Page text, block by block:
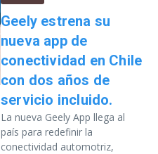
Geely estrena su
nueva app de
conectividad en Chile
con dos años de
servicio incluido.
La nueva Geely App llega al
país para redefinir la
conectividad automotriz,